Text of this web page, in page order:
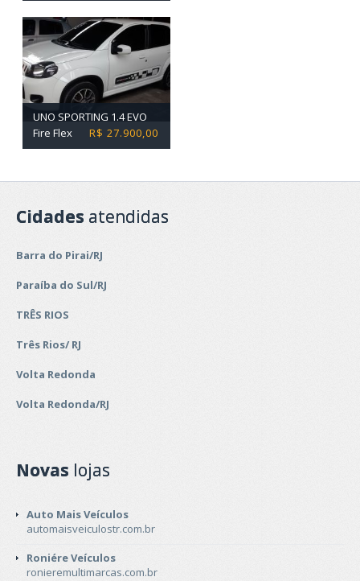
UNO SPORTING 1.4 EVO
Fire Flex
R$ 27.900,00
Cidades atendidas
Barra do Pirai/RJ
Paraíba do Sul/RJ
TRÊS RIOS
Três Rios/ RJ
Volta Redonda
Volta Redonda/RJ
Novas lojas
Auto Mais Veículos
automaisveiculostr.com.br
Roniére Veículos
ronieremultimarcas.com.br